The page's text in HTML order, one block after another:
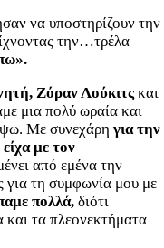
να υποστηρίζουν την
την…τρέλα
Ζόραν Λούκιτςκαι
μια πολύ ωραία και
Με συνεχάρη για την
με τον
από εμένα την
για τη συμφωνία μου με
πολλά, διότι
και τα πλεονεκτήματα